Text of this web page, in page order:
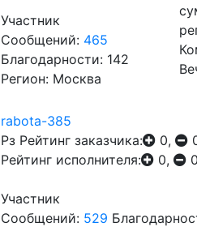
Участник
Сообщений: 465
Благодарности: 142
Регион: Москва
rabota-385
Рз Рейтинг заказчика: 0,
Рейтинг исполнителя:
0, 0
Участник
Сообщений: 529